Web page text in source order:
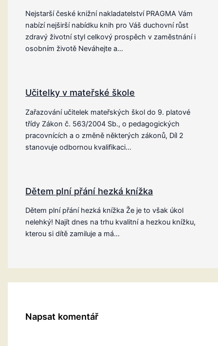
Nejstarší české knižní nakladatelství PRAGMA Vám
nabízí nejširší nabídku knih pro Váš duchovní růst
zdravý životní styl celkový prospěch v zaměstnání i
osobním životě Neváhejte a…
Učitelky v mateřské škole
Zařazování učitelek mateřských škol do 9. platové
třídy Zákon č. 563/2004 Sb., o pedagogických
pracovnících a o změně některých zákonů, Díl 2
stanovuje odbornou kvalifikaci…
Dětem plní přání hezká knížka
Dětem plní přání hezká knížka Že je to však úkol
nelehký! Najít dnes na trhu kvalitní a hezkou knížku,
kterou si dítě zamiluje a má…
Napsat komentář